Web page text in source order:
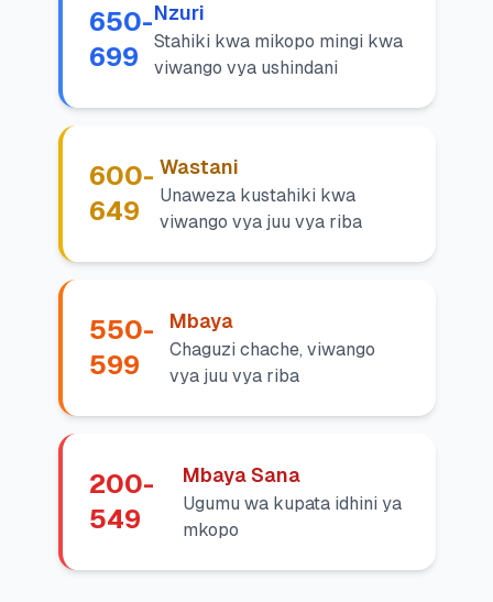
KAMPUNI
📧Wasiliana Nasi
🎯Tafuta Mkopo Wako Bora
650-
699
Nzuri
Stahiki kwa mikopo mingi kwa
viwango vya ushindani
600-
649
Wastani
Unaweza kustahiki kwa
viwango vya juu vya riba
550-
599
Mbaya
Chaguzi chache, viwango
vya juu vya riba
200-
549
Mbaya Sana
Ugumu wa kupata idhini ya
mkopo